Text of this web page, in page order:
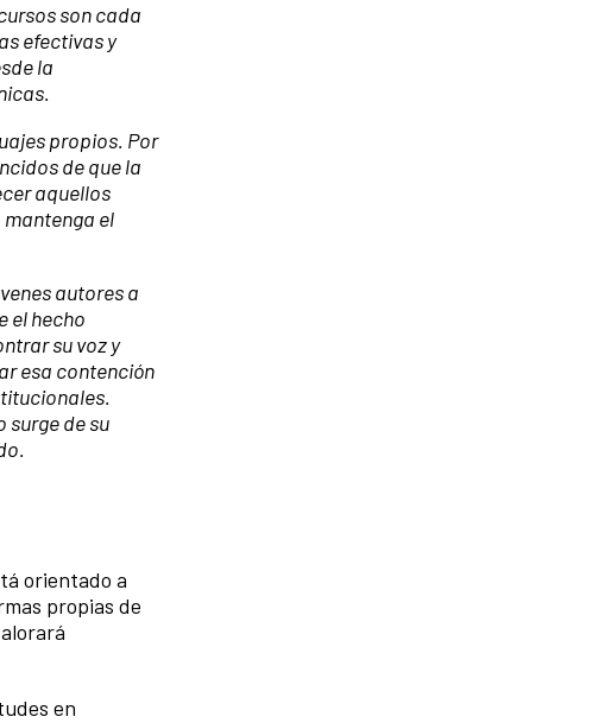
son cada
efectivas y
la
propios. Por
de que la
aquellos
el
autores a
el hecho
su voz y
esa contención
de su
orientado a
propias de
en